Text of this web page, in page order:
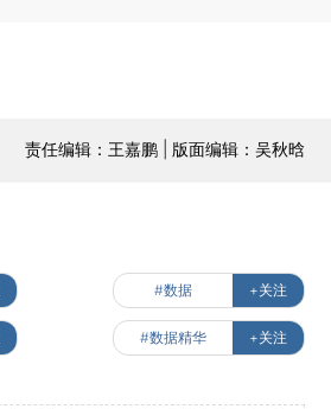
责任编辑：王嘉鹏 | 版面编辑：吴秋晗
#数据 +关注
#数据精华 +关注